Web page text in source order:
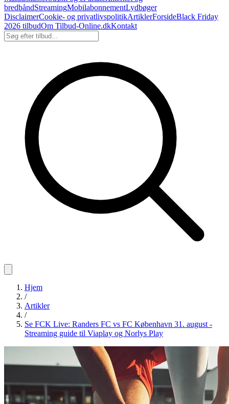
bredbåndStreamingMobilabonnementLydbøger
DisclaimerCookie- og privatlivspolitikArtiklerForsideBlack Friday
2026 tilbudOm Tilbud-Online.dkKontakt
Hjem
/
Artikler
/
Se FCK Live: Randers FC vs FC København 31. august -
Streaming guide til Viaplay og Norlys Play